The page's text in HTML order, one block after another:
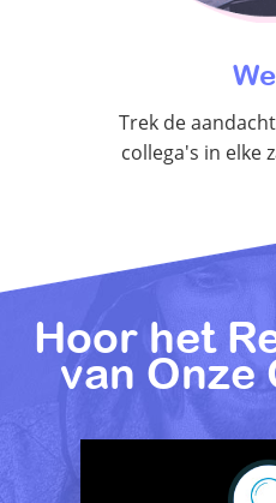
Trek de
collega's in elke
Hoor het
van Onze